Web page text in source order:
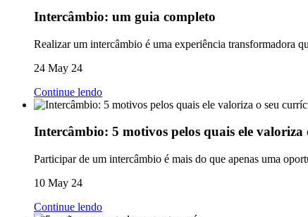
Intercâmbio: um guia completo
Realizar um intercâmbio é uma experiência transformadora
24 May 24
Continue lendo
Intercâmbio: 5 motivos pelos quais ele valoriza
Participar de um intercâmbio é mais do que apenas uma
10 May 24
Continue lendo